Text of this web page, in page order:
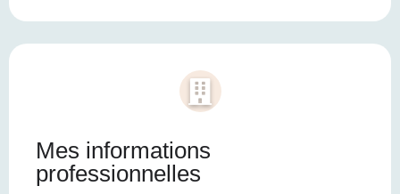
Mes informations
professionnelles